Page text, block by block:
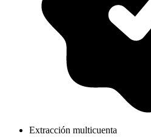
Extracción multicuenta